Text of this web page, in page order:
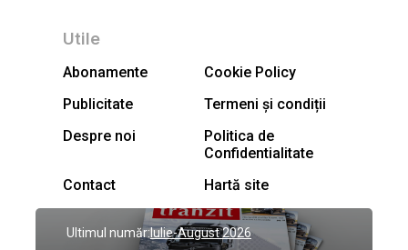
Utile
Abonamente
Cookie Policy
Publicitate
Termeni și condiții
Despre noi
Politica de
Confidentialitate
Contact
Hartă site
Ultimul număr:Iulie-August 2026